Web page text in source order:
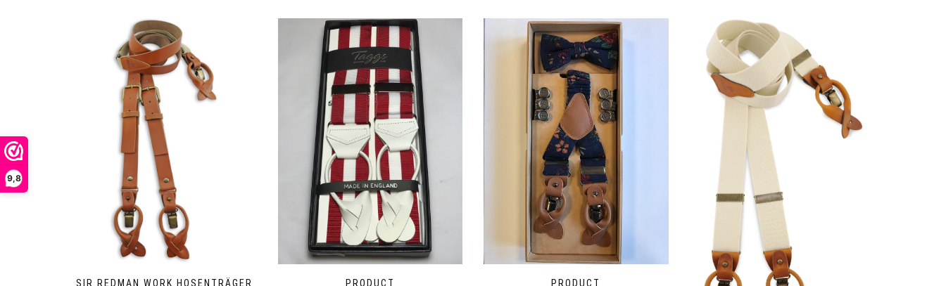
9,8
SIR REDMAN WORK HOSENTRÄGER
PRODUCT PRODUCT